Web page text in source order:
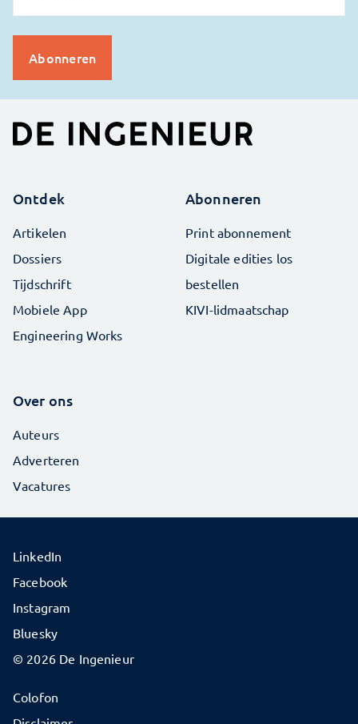
Ontdek
Artikelen
Dossiers
Tijdschrift
Mobiele App
Engineering Works
Abonneren
Print abonnement
Digitale edities los
bestellen
KIVI-lidmaatschap
Over ons
Auteurs
Adverteren
Vacatures
© 2026 De Ingenieur
Colofon
LinkedIn
Facebook
Instagram
Bluesky